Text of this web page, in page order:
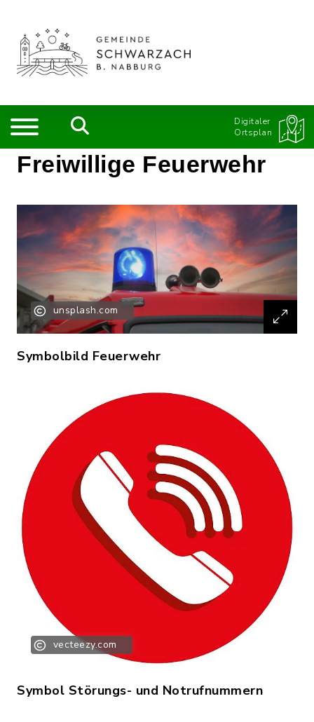
Digitaler
Ortsplan
Freiwillige Feuerwehr
unsplash.com
Symbolbild Feuerwehr
vecteezy.com
Symbol Störungs- und Notrufnummern